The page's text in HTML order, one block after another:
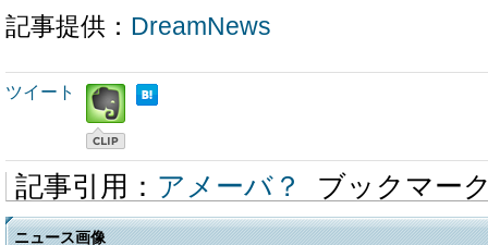
記事提供： DreamNews
ツイート
記事引用： アメーバ？ ブックマー
ニュース画像